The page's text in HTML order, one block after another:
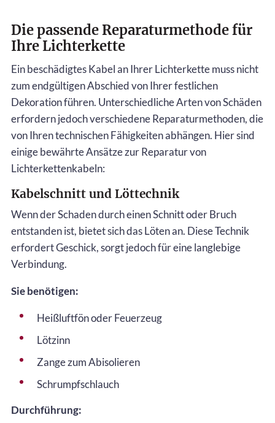
Die passende Reparaturmethode für
Ihre Lichterkette
Ein beschädigtes Kabel an Ihrer Lichterkette muss nicht
zum endgültigen Abschied von Ihrer festlichen
Dekoration führen. Unterschiedliche Arten von Schäden
erfordern jedoch verschiedene Reparaturmethoden, die
von Ihren technischen Fähigkeiten abhängen. Hier sind
einige bewährte Ansätze zur Reparatur von
Lichterkettenkabeln:
Kabelschnitt und Löttechnik
Wenn der Schaden durch einen Schnitt oder Bruch
entstanden ist, bietet sich das Löten an. Diese Technik
erfordert Geschick, sorgt jedoch für eine langlebige
Verbindung.
Sie benötigen:
Heißluftfön oder Feuerzeug
Lötzinn
Zange zum Abisolieren
Schrumpfschlauch
Durchführung: